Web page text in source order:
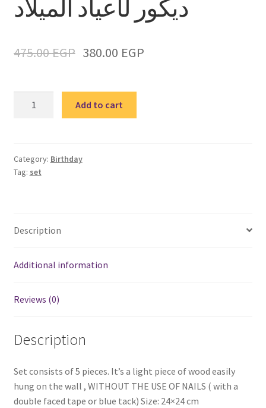
ديكور لأعياد الميلاد
475.00EGP 380.00 EGP
5
pcs
حائط
لأعياد
Add to cart
Category: Birthday
Tag: set
Description
Additional information
Reviews (0)
Description
Set consists of 5 pieces. It’s a light piece of wood easily
hung on the wall , WITHOUT THE USE OF NAILS ( with a
double faced tape or blue tack) Size: 24×24 cm